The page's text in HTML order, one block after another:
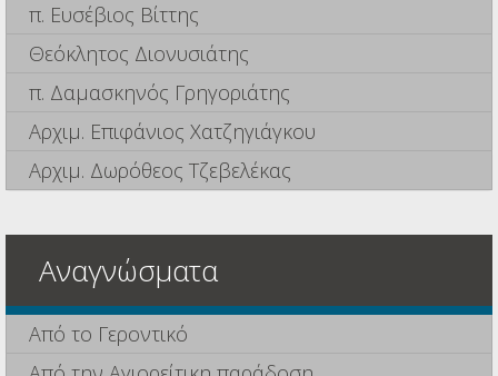
π. Ευσέβιος Βίττης
Θεόκλητος Διονυσιάτης
π. Δαμασκηνός Γρηγοριάτης
Αρχιμ. Επιφάνιος Χατζηγιάγκου
Αρχιμ. Δωρόθεος Τζεβελέκας
Αναγνώσματα
Από το Γεροντικό